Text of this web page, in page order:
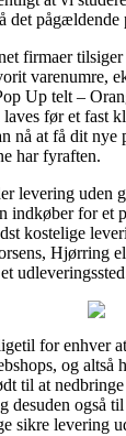
det pågældende
firmaer
varenumre,
Up telt –
laves før et fast
nå at få dit nye
har fyraften.
levering uden
indkøber for et
kostelige
Hjørring
for enhver
og altså
til at nedbringe
desuden også
sikre levering